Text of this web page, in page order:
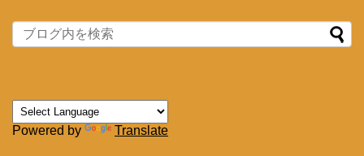
Powered by Translate